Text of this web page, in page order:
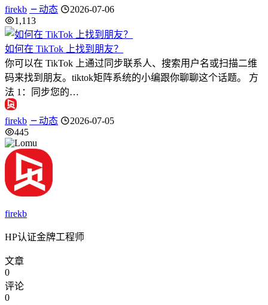
firekb 动态
2026-07-06
1,113
如何在 TikTok 上找到朋友？
你可以在 TikTok 上通过同步联系人、搜索用户名或扫描二维
码来找到朋友。tiktok矩阵系统的小编跟你聊聊这个话题。 方
法 1：同步您的…
firekb 动态
2026-07-05
445
firekb
HP认证金牌工程师
文章
0
评论
0